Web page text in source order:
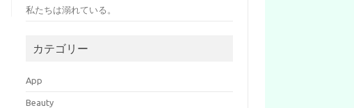
私たちは溺れている。
カテゴリー
App
Beauty